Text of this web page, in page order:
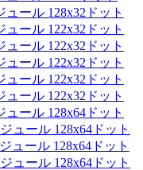
ール 128x32ドット
ール 122x32ドット
ール 122x32ドット
ール 122x32ドット
ール 122x32ドット
ール 122x32ドット
ール 128x64ドット
ュール 128x64ドット
ュール 128x64ドット
ュール 128x64ドット